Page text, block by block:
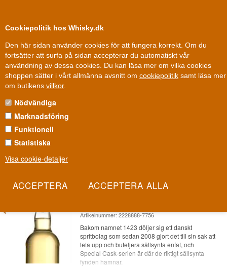
Cookiepolitik hos Whisky.dk
Den här sidan använder cookies för att fungera korrekt. Om du
fortsätter att surfa på sidan accepterar du automatiskt vår
användning av dessa cookies. Du kan läsa mer om vilka cookies
shoppen sätter i vårt allmänna avsnitt om cookiepolitik samt läsa mer
om butikens villkor.
Nödvändiga
Marknadsföring
Funktionell
Statistiska
Visa cookie-detaljer
Fri leverans Fri frakt vid 899 dkk
Rom»Destillerier / Romhus
RUM COMPANY RUM
Rum Company startade som tre tyska vänners gemensamma
passion för rom och blev ett prisbelönt blendingbolag. Guld och
Les mer
- 10%
1423 Special Cask 25 år Rum
Artikelnummer: 2228888-7756
Bakom namnet 1423 döljer sig ett danskt
spritbolag som sedan 2008 gjort det till sin sak att
leta upp och buteljera sällsynta enfat, och
Special Cask-serien är där de riktigt sällsynta
fynden hamnar.